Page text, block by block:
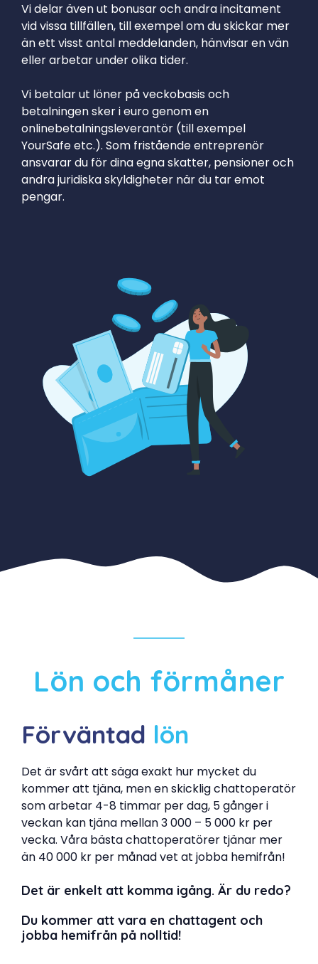
Vi delar även ut bonusar och andra incitament
vid vissa tillfällen, till exempel om du skickar mer
än ett visst antal meddelanden, hänvisar en vän
eller arbetar under olika tider.
Vi betalar ut löner på veckobasis och
betalningen sker i euro genom en
onlinebetalningsleverantör (till exempel
YourSafe etc.). Som fristående entreprenör
ansvarar du för dina egna skatter, pensioner och
andra juridiska skyldigheter när du tar emot
pengar.
Lön och förmåner
Förväntad lön
Det är svårt att säga exakt hur mycket du
kommer att tjäna, men en skicklig chattoperatör
som arbetar 4-8 timmar per dag, 5 gånger i
veckan kan tjäna mellan 3 000 – 5 000 kr per
vecka. Våra bästa chattoperatörer tjänar mer
än 40 000 kr per månad vet at jobba hemifrån!
Det är enkelt att komma igång. Är du redo?
Du kommer att vara en chattagent och
jobba hemifrån på nolltid!